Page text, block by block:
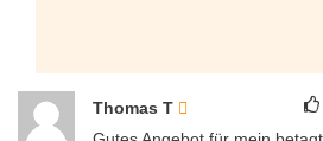
Thomas T